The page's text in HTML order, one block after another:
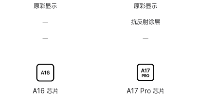
ProMotion
率
技
原彩显示
—
涂
层
—
配
纳
米
A16 芯片
ProMotion
适
率
技
原彩显示
抗反射涂层
—
配
纳
米
A17 Pro 芯片